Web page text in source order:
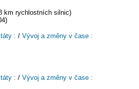
km rychlostních silnic)
: / Vývoj a změny v čase :
: / Vývoj a změny v čase :